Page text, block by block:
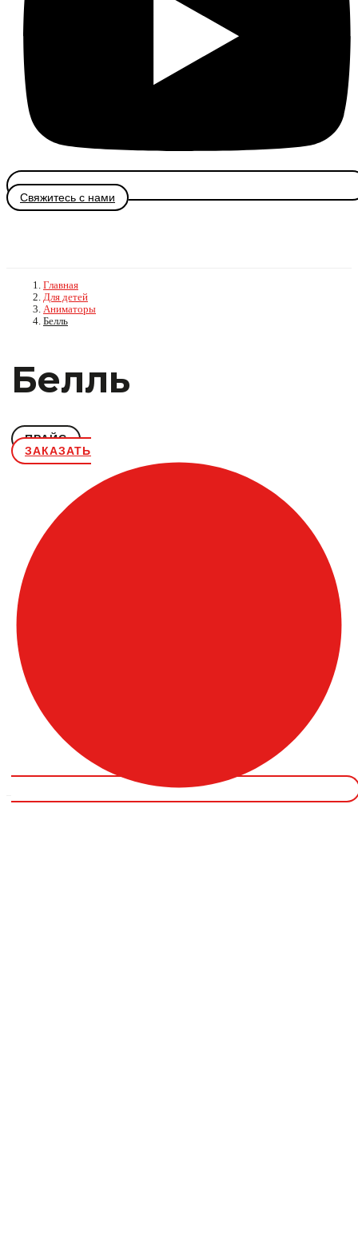
Свяжитесь с нами
Главная
Для детей
Аниматоры
Белль
Белль
ПРАЙС
ЗАКАЗАТЬ